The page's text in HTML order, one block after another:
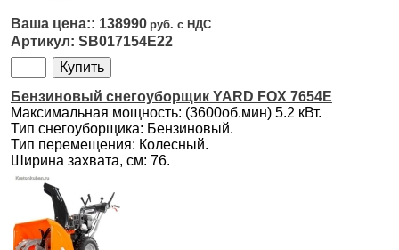
138990
SB017154E22
Бензиновый снегоуборщик YARD FOX 7654E
Максимальная мощность: (3600об.мин) 5.2 кВт.
Тип снегоуборщика: Бензиновый.
Тип перемещения: Колесный.
Ширина захвата, см: 76.